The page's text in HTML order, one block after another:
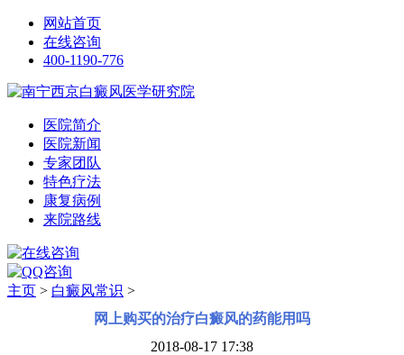
网站首页
在线咨询
400-1190-776
医院简介
医院新闻
专家团队
特色疗法
康复病例
来院路线
主页 > 白癜风常识 >
网上购买的治疗白癜风的药能用吗
2018-08-17 17:38